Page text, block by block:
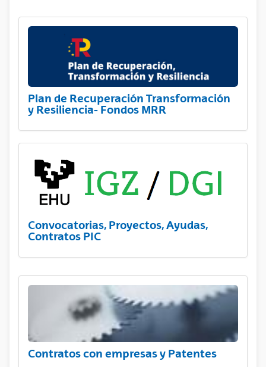
Plan de Recuperación Transformación
y Resiliencia- Fondos MRR
Convocatorias, Proyectos, Ayudas,
Contratos PIC
Contratos con empresas y Patentes